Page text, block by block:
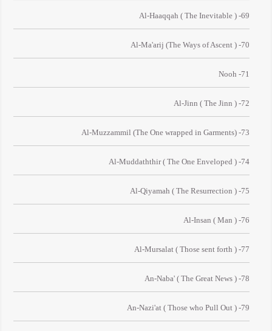
69- Al-Haaqqah ( The Inevitable )
70- Al-Ma'arij (The Ways of Ascent )
71- Nooh
72- Al-Jinn ( The Jinn )
73- Al-Muzzammil (The One wrapped in Garments)
74- Al-Muddaththir ( The One Enveloped )
75- Al-Qiyamah ( The Resurrection )
76- Al-Insan ( Man )
77- Al-Mursalat ( Those sent forth )
78- An-Naba' ( The Great News )
79- An-Nazi'at ( Those who Pull Out )